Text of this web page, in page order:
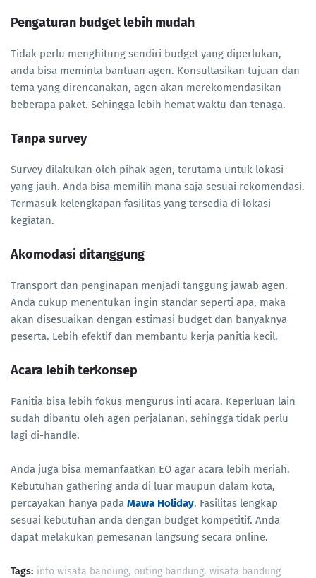
Pengaturan budget lebih mudah
Tidak perlu menghitung sendiri budget yang diperlukan,
anda bisa meminta bantuan agen. Konsultasikan tujuan dan
tema yang direncanakan, agen akan merekomendasikan
beberapa paket. Sehingga lebih hemat waktu dan tenaga.
Tanpa survey
Survey dilakukan oleh pihak agen, terutama untuk lokasi
yang jauh. Anda bisa memilih mana saja sesuai rekomendasi.
Termasuk kelengkapan fasilitas yang tersedia di lokasi
kegiatan.
Akomodasi ditanggung
Transport dan penginapan menjadi tanggung jawab agen.
Anda cukup menentukan ingin standar seperti apa, maka
akan disesuaikan dengan estimasi budget dan banyaknya
peserta. Lebih efektif dan membantu kerja panitia kecil.
Acara lebih terkonsep
Panitia bisa lebih fokus mengurus inti acara. Keperluan lain
sudah dibantu oleh agen perjalanan, sehingga tidak perlu
lagi di-handle.
Anda juga bisa memanfaatkan EO agar acara lebih meriah.
Kebutuhan gathering anda di luar maupun dalam kota,
percayakan hanya pada Mawa Holiday. Fasilitas lengkap
sesuai kebutuhan anda dengan budget kompetitif. Anda
dapat melakukan pemesanan langsung secara online.
Tags: info wisata bandung outing bandung wisata bandung